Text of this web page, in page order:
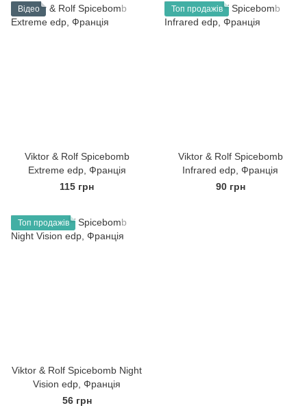
Відео
Viktor & Rolf Spicebomb
Extreme edp, Франція
115 грн
Топ продажів
Viktor & Rolf Spicebomb
Infrared edp, Франція
90 грн
Топ продажів
Viktor & Rolf Spicebomb Night
Vision edp, Франція
56 грн